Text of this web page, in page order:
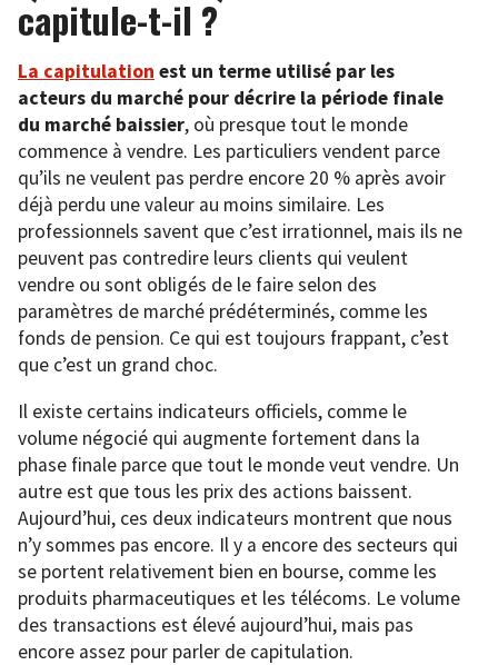
capitule-t-il ?
La capitulation est un terme utilisé par les
acteurs du marché pour décrire la période finale
du marché baissier, où presque tout le monde
commence à vendre. Les particuliers vendent parce
qu’ils ne veulent pas perdre encore 20 % après avoir
déjà perdu une valeur au moins similaire. Les
professionnels savent que c’est irrationnel, mais ils ne
peuvent pas contredire leurs clients qui veulent
vendre ou sont obligés de le faire selon des
paramètres de marché prédéterminés, comme les
fonds de pension. Ce qui est toujours frappant, c’est
que c’est un grand choc.
Il existe certains indicateurs officiels, comme le
volume négocié qui augmente fortement dans la
phase finale parce que tout le monde veut vendre. Un
autre est que tous les prix des actions baissent.
Aujourd’hui, ces deux indicateurs montrent que nous
n’y sommes pas encore. Il y a encore des secteurs qui
se portent relativement bien en bourse, comme les
produits pharmaceutiques et les télécoms. Le volume
des transactions est élevé aujourd’hui, mais pas
encore assez pour parler de capitulation.